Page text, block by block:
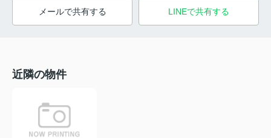
メールで共有する LINEで共有する
近隣の物件